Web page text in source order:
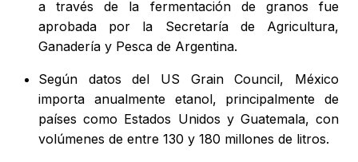
a través de la fermentación de granos fue
aprobada por la Secretaría de Agricultura,
Ganadería y Pesca de Argentina.
Según datos del US Grain Council, México
importa anualmente etanol, principalmente de
países como Estados Unidos y Guatemala, con
volúmenes de entre 130 y 180 millones de litros.